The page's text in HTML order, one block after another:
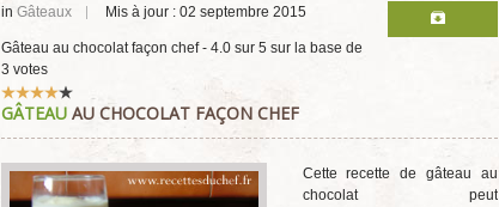
inGâteaux Mis à jour : 02 septembre 2015
Gâteau au chocolat façon chef-4.0 sur5 sur la base de
3 votes
Vote
utilisateur:4/5
GÂTEAU AU CHOCOLAT FAÇON CHEF
Cette recette de gâteau au
chocolat peut